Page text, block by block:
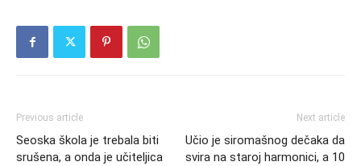
Previous article
Seoska škola je trebala biti
srušena, a onda je učiteljica
Next article
Učio je siromašnog dečaka da
svira na staroj harmonici, a 10